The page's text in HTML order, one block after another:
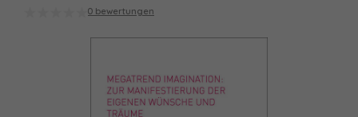
0 bewertungen